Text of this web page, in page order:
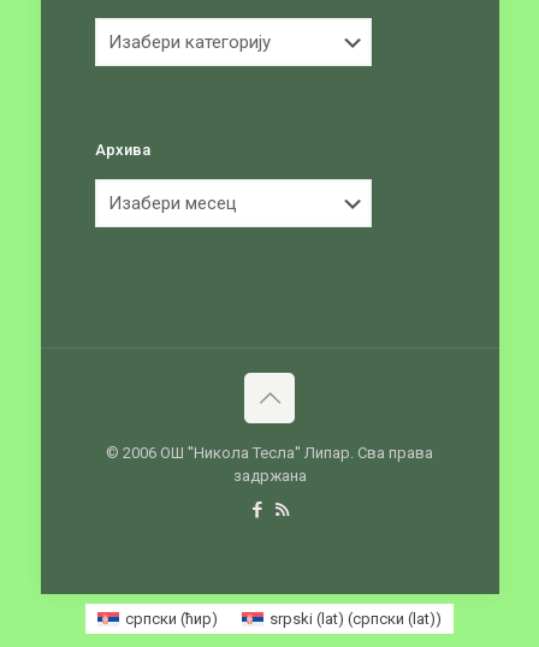
Архива
© 2006 ОШ ''Никола Тесла'' Липар. Сва права
задржана
српски (ћир) srpski (lat) (српски (lat))